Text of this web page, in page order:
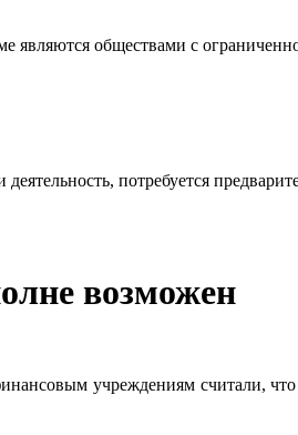
обществами с
потребуется
возможен
учреждениям считали, что